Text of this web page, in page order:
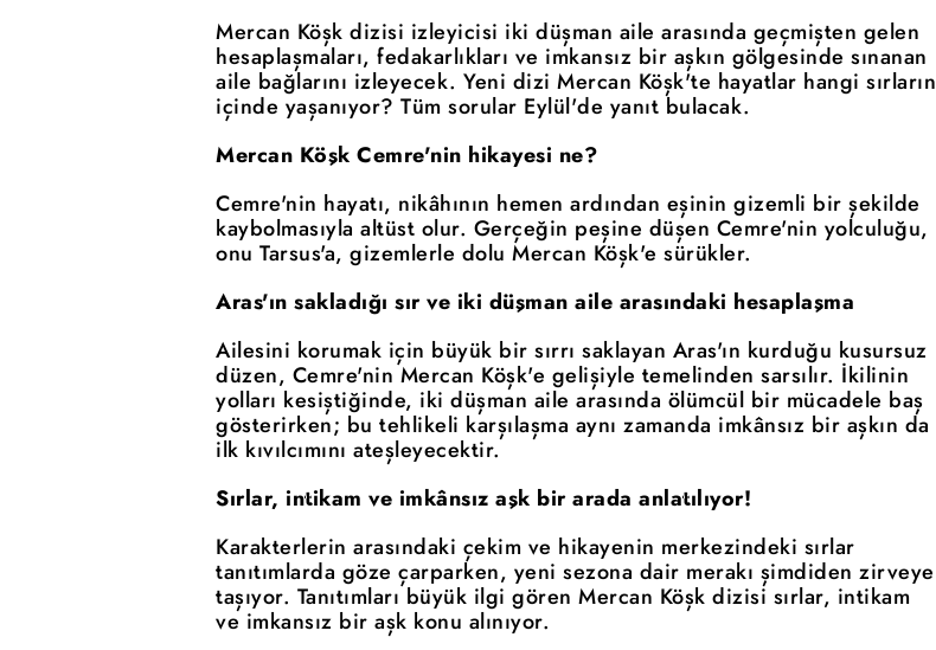
Mercan Köşk dizisi izleyicisi iki düşman aile arasında geçmişten gelen
hesaplaşmaları, fedakarlıkları ve imkansız bir aşkın gölgesinde sınanan
aile bağlarını izleyecek. Yeni dizi Mercan Köşk'te hayatlar hangi sırların
içinde yaşanıyor? Tüm sorular Eylül'de yanıt bulacak.
Mercan Köşk Cemre'nin hikayesi ne?
Cemre'nin hayatı, nikâhının hemen ardından eşinin gizemli bir şekilde
kaybolmasıyla altüst olur. Gerçeğin peşine düşen Cemre'nin yolculuğu,
onu Tarsus'a, gizemlerle dolu Mercan Köşk'e sürükler.
Aras'ın sakladığı sır ve iki düşman aile arasındaki hesaplaşma
Ailesini korumak için büyük bir sırrı saklayan Aras'ın kurduğu kusursuz
düzen, Cemre'nin Mercan Köşk'e gelişiyle temelinden sarsılır. İkilinin
yolları kesiştiğinde, iki düşman aile arasında ölümcül bir mücadele baş
gösterirken; bu tehlikeli karşılaşma aynı zamanda imkânsız bir aşkın da
ilk kıvılcımını ateşleyecektir.
Sırlar, intikam ve imkânsız aşk bir arada anlatılıyor!
Karakterlerin arasındaki çekim ve hikayenin merkezindeki sırlar
tanıtımlarda göze çarparken, yeni sezona dair merakı şimdiden zirveye
taşıyor. Tanıtımları büyük ilgi gören Mercan Köşk dizisi sırlar, intikam
ve imkansız bir aşk konu alınıyor.